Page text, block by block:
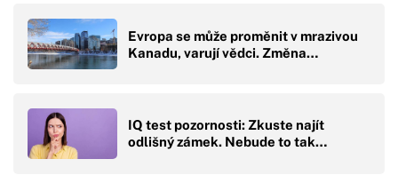
Evropa se může proměnit v mrazivou
Kanadu, varují vědci. Změna…
IQ test pozornosti: Zkuste najít
odlišný zámek. Nebude to tak…